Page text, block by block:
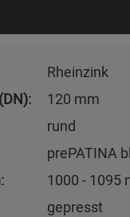
Rheinzink
120 mm
rund
prePATINA
1000 - 1095
gepresst